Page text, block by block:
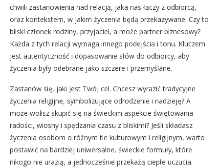
chwili zastanowienia nad relacją, jaka nas łączy z odbiorcą,
oraz kontekstem, w jakim życzenia będą przekazywane. Czy to
bliski członek rodziny, przyjaciel, a może partner biznesowy?
Każda z tych relacji wymaga innego podejścia i tonu. Kluczem
jest autentyczność i dopasowanie słów do odbiorcy, aby
życzenia były odebrane jako szczere i przemyślane.
Zastanów się, jaki jest Twój cel. Chcesz wyrazić tradycyjne
życzenia religijne, symbolizujące odrodzenie i nadzieję? A
może wolisz skupić się na świeckim aspekcie świętowania –
radości, wiosny i spędzania czasu z bliskimi? Jeśli składasz
życzenia osobom o różnym tle kulturowym i religijnym, warto
postawić na bardziej uniwersalne, świeckie formuły, które
nikogo nie urazią, a jednocześnie przekażą ciepłe uczucia.